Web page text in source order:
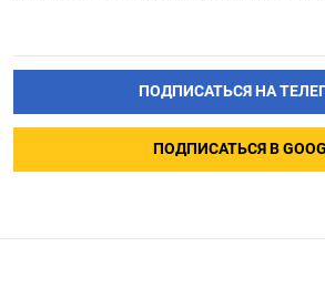
ПОДПИСАТЬСЯ НА
ПОДПИСАТЬСЯ В